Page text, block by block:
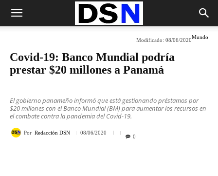
Mundo
Modificado: 08/06/2020
Covid-19: Banco Mundial podría
prestar $20 millones a Panamá
El gobierno panameño informó que está gestionando préstamos por
$20 millones con el Banco Mundial (BM) para aumentar los recursos en
el combate contra la pandemia del Covid-19.
Por Redacción DSN 08/06/2020
0